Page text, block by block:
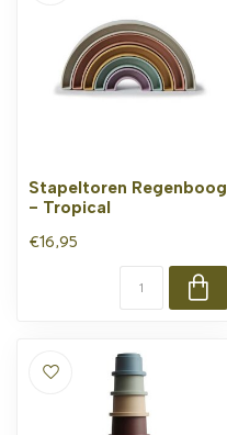
Stapeltoren Regenboog
- Tropical
€16,95